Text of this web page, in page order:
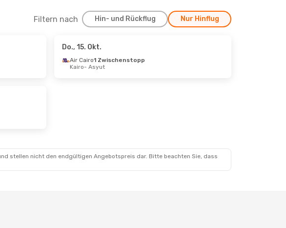
Filtern nach Hin- und Rückflug Nur Hinflug
Do., 15. Okt.
Air Cairo1 Zwischenstopp
Kairo- Asyut
stellen nicht den endgültigen Angebotspreis dar. Bitte beachten Sie, dass